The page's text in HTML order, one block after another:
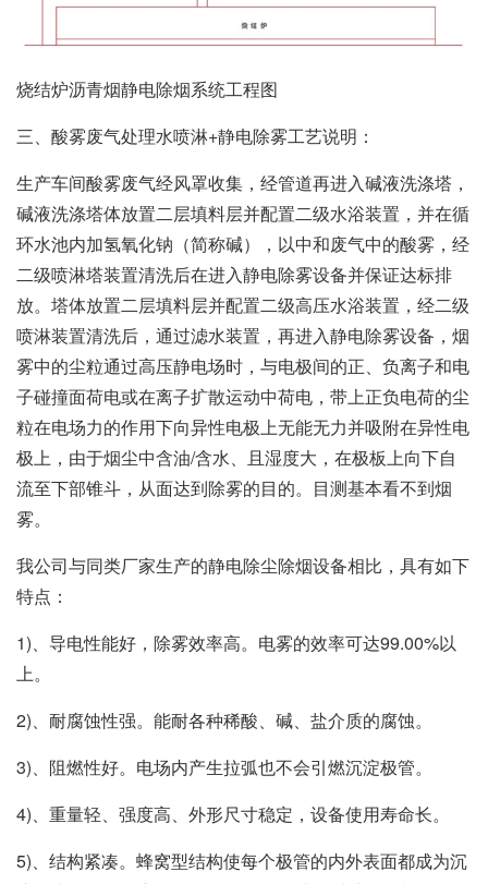
烧结炉沥青烟静电除烟系统工程图
三、酸雾废气处理水喷淋+静电除雾工艺说明：
生产车间酸雾废气经风罩收集，经管道再进入碱液洗涤塔，
碱液洗涤塔体放置二层填料层并配置二级水浴装置，并在循
环水池内加氢氧化钠（简称碱），以中和废气中的酸雾，经
二级喷淋塔装置清洗后在进入静电除雾设备并保证达标排
放。塔体放置二层填料层并配置二级高压水浴装置，经二级
喷淋装置清洗后，通过滤水装置，再进入静电除雾设备，烟
雾中的尘粒通过高压静电场时，与电极间的正、负离子和电
子碰撞面荷电或在离子扩散运动中荷电，带上正负电荷的尘
粒在电场力的作用下向异性电极上无能无力并吸附在异性电
极上，由于烟尘中含油/含水、且湿度大，在极板上向下自
流至下部锥斗，从面达到除雾的目的。目测基本看不到烟
雾。
我公司与同类厂家生产的静电除尘除烟设备相比，具有如下
特点：
1)、导电性能好，除雾效率高。电雾的效率可达99.00%以
上。
2)、耐腐蚀性强。能耐各种稀酸、碱、盐介质的腐蚀。
3)、阻燃性好。电场内产生拉弧也不会引燃沉淀极管。
4)、重量轻、强度高、外形尺寸稳定，设备使用寿命长。
5)、结构紧凑。蜂窝型结构使每个极管的内外表面都成为沉